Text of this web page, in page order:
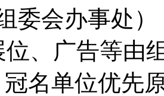
委会办事处
广告等由组
冠名单位优先